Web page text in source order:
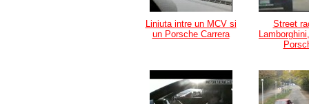
Liniuta intre un MCV si
un Porsche Carrera
Street